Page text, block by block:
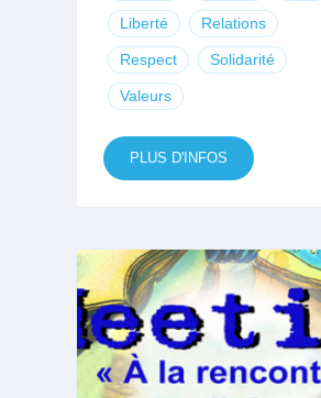
Liberté Relations
Respect Solidarité
Valeurs
PLUS D'INFOS